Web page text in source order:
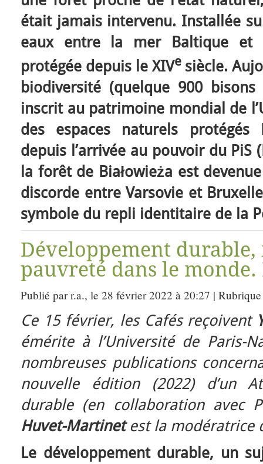
était jamais intervenu. Installée
eaux entre la mer Baltique
protégée depuis le XIVe siècle.
biodiversité (quelque 900
inscrit au patrimoine mondial de
des espaces naturels protégés
depuis l’arrivée au pouvoir du PiS
la forêt de Białowieża est
discorde entre Varsovie et
symbole du repli identitaire de la
Développement durable,
pauvreté dans le monde.
Publié par r.a., le 28 février 2022 à 20:27 |
Ce 15 février, les Cafés reçoivent
émérite à l’Université de Paris-
nombreuses publications
nouvelle édition (2022) d’un
durable (en collaboration avec
Huvet-Martinetest la modératrice
Le développement durable, un